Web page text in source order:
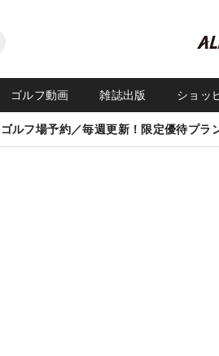
ゴルフ動画 雑誌出版 ショッ
ゴルフ場予約／毎週更新！限定優待プラ